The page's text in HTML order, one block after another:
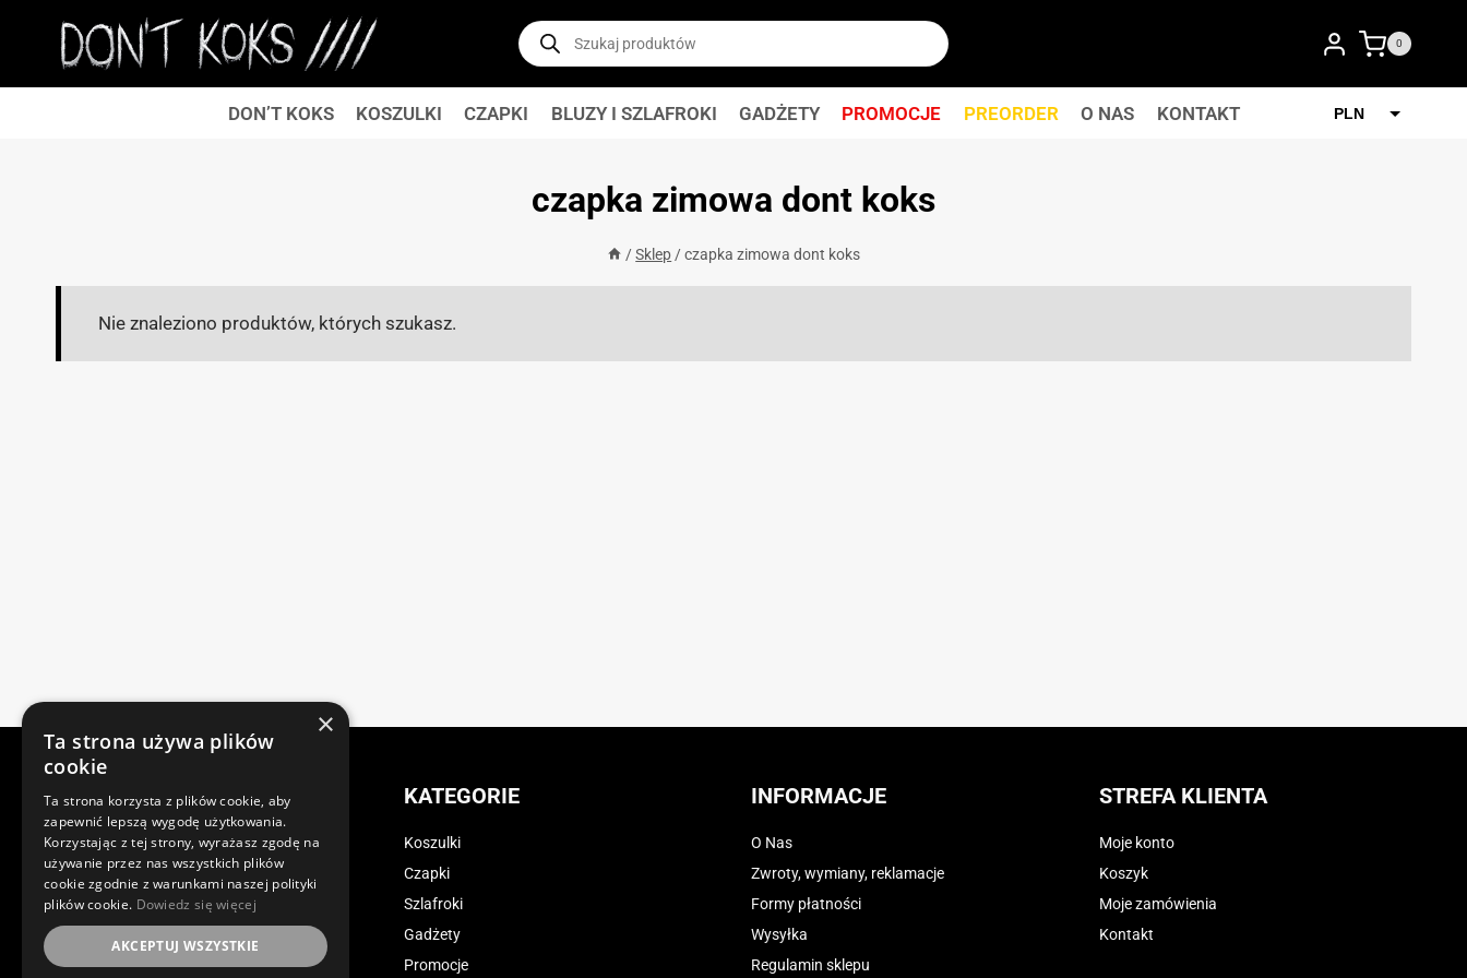
Wyszukiwarka
produktów
0
DON’T KOKS KOSZULKI CZAPKI BLUZY I SZLAFROKI GADŻETY PROMOCJE PREORDER O NAS KONTAKT PLN
czapka zimowa dont koks
/Sklep/czapka zimowa dont koks
Nie znaleziono produktów, których szukasz.
ul. Maćkowiczów 10, 77-400 Złotów
dont@koks.co
NIP 7671618624
KATEGORIE
Koszulki
Czapki
Szlafroki
Gadżety
Promocje
INFORMACJE
O Nas
Zwroty, wymiany, reklamacje
Formy płatności
Wysyłka
Regulamin sklepu
STREFA KLIENTA
Moje konto
Koszyk
Moje zamówienia
Kontakt
×
Ta strona używa plików
cookie
Ta strona korzysta z plików cookie, aby
zapewnić lepszą wygodę użytkowania.
Korzystając z tej strony, wyrażasz zgodę na
używanie przez nas wszystkich plików
cookie zgodnie z warunkami naszej polityki
plików cookie. Dowiedz się więcej
AKCEPTUJ WSZYSTKIE